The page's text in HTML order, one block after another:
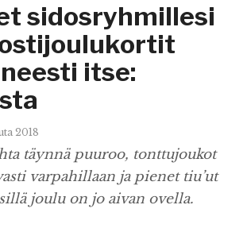
sidosryhmillesi
itse:
2018
täynnä puuroo, tonttujoukot
varpahillaan ja pienet tiu’ut
joulu on jo aivan ovella.